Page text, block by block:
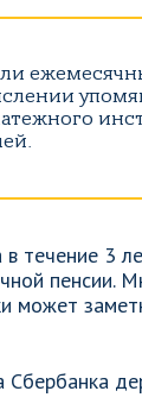
течение 3
пенсии.
может
Сбербанка